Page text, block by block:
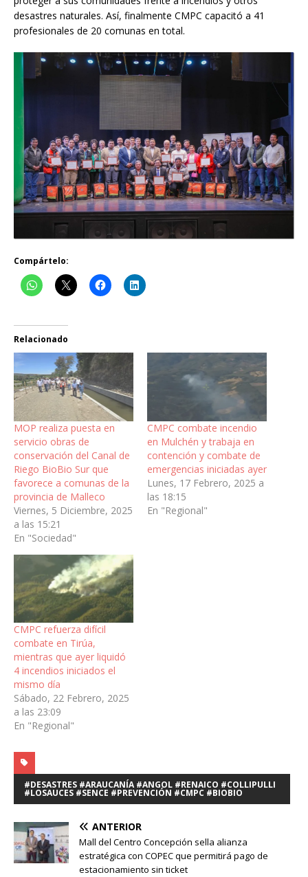
desastres naturales. Así, finalmente CMPC capacitó a 41
profesionales de 20 comunas en total.
Compártelo:
Relacionado
MOP realiza puesta en
servicio obras de
conservación del Canal de
Riego BioBio Sur que
favorece a comunas de la
provincia de Malleco
Viernes, 5 Diciembre, 2025
a las 15:21
En "Sociedad"
CMPC combate incendio
en Mulchén y trabaja en
contención y combate de
emergencias iniciadas ayer
Lunes, 17 Febrero, 2025 a
las 18:15
En "Regional"
CMPC refuerza difícil
combate en Tirúa,
mientras que ayer liquidó
4 incendios iniciados el
mismo día
Sábado, 22 Febrero, 2025
a las 23:09
En "Regional"
#DESASTRES #ARAUCANÍA #ANGOL #RENAICO #COLLIPULLI
#LOSAUCES #SENCE #PREVENCIÓN #CMPC #BIOBIO
ANTERIOR
Mall del Centro Concepción sella alianza
estratégica con COPEC que permitirá pago de
estacionamiento sin ticket